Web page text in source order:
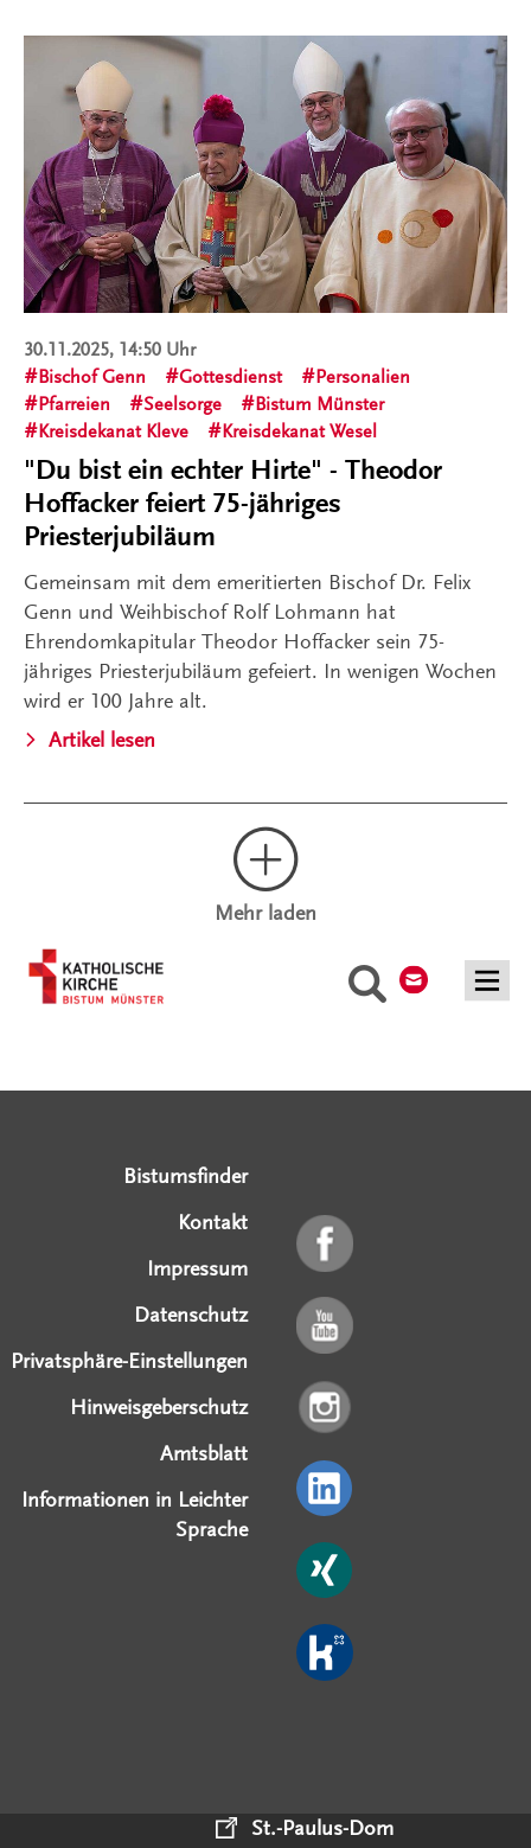
Suche
30.11.2025, 14:50 Uhr
Bischof Genn
Gottesdienst
Personalien
Pfarreien
Seelsorge
Bistum Münster
Kreisdekanat Kleve
Kreisdekanat Wesel
"Du bist ein echter Hirte" - Theodor
Hoffacker feiert 75-jähriges
Priesterjubiläum
Gemeinsam mit dem emeritierten Bischof Dr. Felix
Genn und Weihbischof Rolf Lohmann hat
Ehrendomkapitular Theodor Hoffacker sein 75-
jähriges Priesterjubiläum gefeiert. In wenigen Wochen
wird er 100 Jahre alt.
Artikel lesen
Mehr laden
Bistumsfinder
Kontakt
Impressum
Datenschutz
Privatsphäre-Einstellungen
Hinweisgeberschutz
Amtsblatt
Informationen in Leichter
Sprache
St.-Paulus-Dom